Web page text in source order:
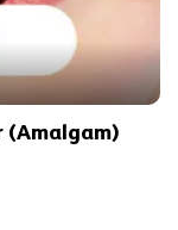
(Amalgam)